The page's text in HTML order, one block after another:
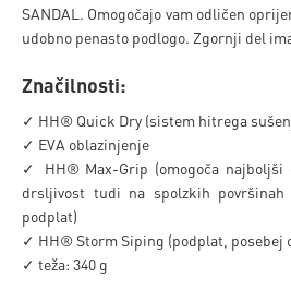
SANDAL. Omogočajo vam odličen
udobno penasto podlogo. Zgornji del
Značilnosti:
✓ HH® Quick Dry (sistem hitrega
✓ EVA oblazinjenje
✓ HH® Max-Grip (omogoča najboljši
drsljivost tudi na spolzkih
podplat)
✓ HH® Storm Siping (podplat, posebej
✓ teža: 340 g